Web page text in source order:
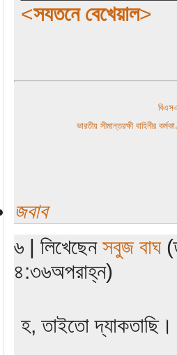
<সযতনে বেখেয়াল>
ভারতীয় সীমান্তরক্ষী বাহিনীর
জবাব
৬ | লিখেছেন সবুজ বাঘ
৪:৩৬অপরাহ্ন)
হ, তাইতো দ্যাকতাছি।